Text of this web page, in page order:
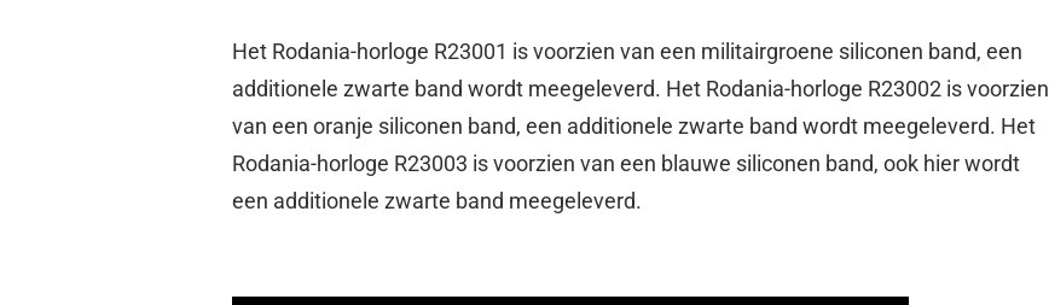
Het Rodania-horloge R23001 is voorzien van een militairgroene siliconen band, een
additionele zwarte band wordt meegeleverd. Het Rodania-horloge R23002 is voorzien
van een oranje siliconen band, een additionele zwarte band wordt meegeleverd. Het
Rodania-horloge R23003 is voorzien van een blauwe siliconen band, ook hier wordt
een additionele zwarte band meegeleverd.